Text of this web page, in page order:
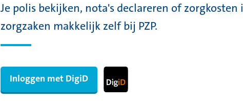
Je polis bekijken, nota's declareren of zorgkosten
zorgzaken makkelijk zelf bij PZP.
n
Inloggen met DigiD